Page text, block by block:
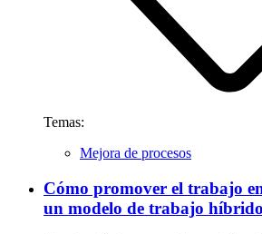
Temas:
Mejora de procesos
Cómo promover el trabajo
un modelo de trabajo híbrido